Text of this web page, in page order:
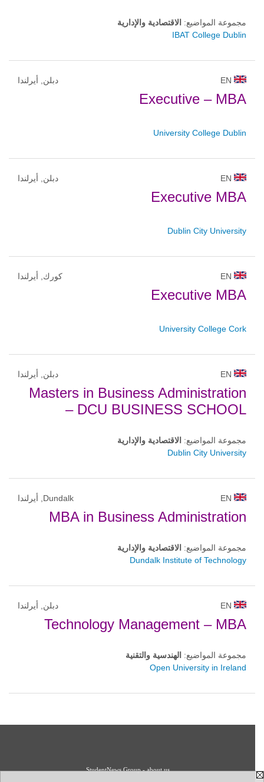
مجموعة المواضيع:
الاقتصادية والإدارية
IBAT College Dublin
دبلن, أيرلندا
Executive – MBA
University College Dublin
دبلن, أيرلندا
Executive MBA
Dublin City University
كورك, أيرلندا
Executive MBA
University College Cork
دبلن, أيرلندا
Masters in Business Administration
– DCU BUSINESS SCHOOL
مجموعة المواضيع:
الاقتصادية والإدارية
Dublin City University
Dundalk, أيرلندا
MBA in Business Administration
مجموعة المواضيع:
الاقتصادية والإدارية
Dundalk Institute of Technology
دبلن, أيرلندا
Technology Management – MBA
مجموعة المواضيع: الهندسية والتقنية
Open University in Ireland
StudentNews Group - about us